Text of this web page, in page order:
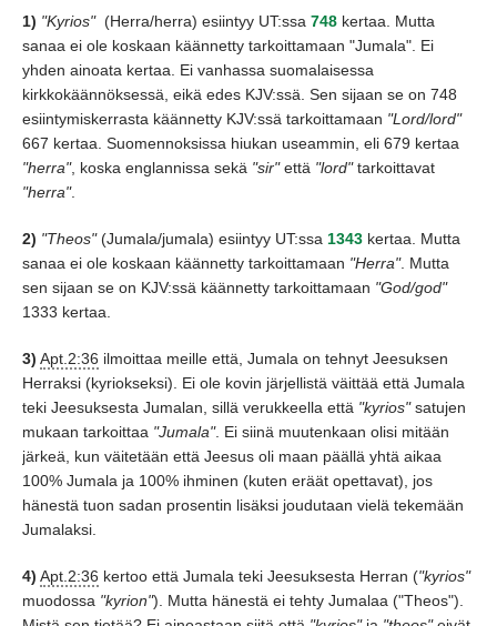
1) "Kyrios" (Herra/herra) esiintyy UT:ssa 748 kertaa. Mutta
sanaa ei ole koskaan käännetty tarkoittamaan "Jumala". Ei
yhden ainoata kertaa. Ei vanhassa suomalaisessa
kirkkokäännöksessä, eikä edes KJV:ssä. Sen sijaan se on 748
esiintymiskerrasta käännetty KJV:ssä tarkoittamaan "Lord/lord"
667 kertaa. Suomennoksissa hiukan useammin, eli 679 kertaa
"herra", koska englannissa sekä "sir"että "lord"tarkoittavat
"herra".
2) "Theos"(Jumala/jumala) esiintyy UT:ssa 1343 kertaa. Mutta
sanaa ei ole koskaan käännetty tarkoittamaan "Herra". Mutta
sen sijaan se on KJV:ssä käännetty tarkoittamaan "God/god"
1333 kertaa.
3) Apt.2:36 ilmoittaa meille että, Jumala on tehnyt Jeesuksen
Herraksi (kyriokseksi). Ei ole kovin järjellistä väittää että Jumala
teki Jeesuksesta Jumalan, sillä verukkeella että "kyrios"satujen
mukaan tarkoittaa "Jumala". Ei siinä muutenkaan olisi mitään
järkeä, kun väitetään että Jeesus oli maan päällä yhtä aikaa
100% Jumala ja 100% ihminen (kuten eräät opettavat), jos
hänestä tuon sadan prosentin lisäksi joudutaan vielä tekemään
Jumalaksi.
4) Apt.2:36 kertoo että Jumala teki Jeesuksesta Herran ("kyrios"
muodossa "kyrion"). Mutta hänestä ei tehty Jumalaa ("Theos").